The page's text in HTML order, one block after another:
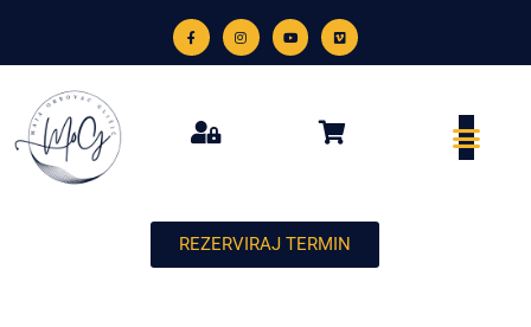
REZERVIRAJ TERMIN